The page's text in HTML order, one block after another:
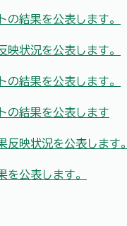
の結果を公表します。
映状況を公表します。
の結果を公表します。
の結果を公表します
反映状況を公表します。
を公表します。